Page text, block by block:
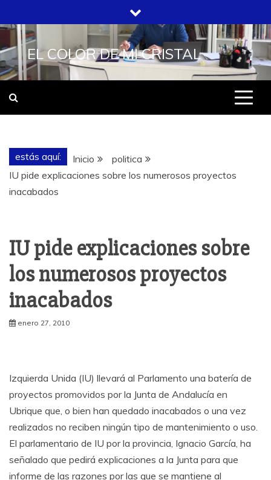
al
contenido
EL COLOR DE MI CRISTAL
estás aquí: Inicio
politica
IU pide explicaciones sobre los numerosos proyectos
inacabados
IU pide explicaciones sobre
los numerosos proyectos
inacabados
enero 27, 2010
Izquierda Unida (IU) llevará al Parlamento una batería de
proyectos promovidos por la Junta de Andalucía en
Ubrique que, o bien han quedado inacabados o una vez
realizados no reciben ningún tipo de mantenimiento o uso.
El parlamentario de IU por la provincia, Ignacio García, ha
señalado que pedirá explicaciones a la Junta para que
informe de las razones por las que se mantiene al